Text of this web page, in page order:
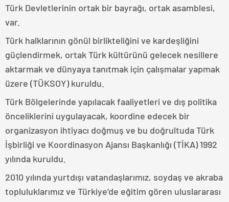
Türk Devletlerinin ortak bir bayrağı, ortak asamblesi,
var.
Türk halklarının gönül birlikteliğini ve kardeşliğini
güçlendirmek, ortak Türk kültürünü gelecek nesillere
aktarmak ve dünyaya tanıtmak için çalışmalar yapmak
üzere (TÜKSOY) kuruldu.
Türk Bölgelerinde yapılacak faaliyetleri ve dış politika
önceliklerini uygulayacak, koordine edecek bir
organizasyon ihtiyacı doğmuş ve bu doğrultuda Türk
İşbirliği ve Koordinasyon Ajansı Başkanlığı (TİKA) 1992
yılında kuruldu.
2010 yılında yurtdışı vatandaşlarımız, soydaş ve akraba
topluluklarımız ve Türkiye’de eğitim gören uluslararası